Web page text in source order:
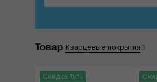
Товар Кварцевые покрытия3
Скидка 15%